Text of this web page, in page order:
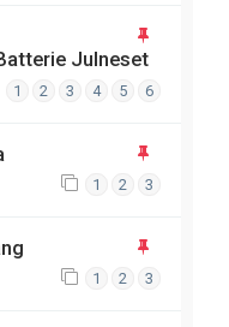
Julneset
1 2 3 4 5 6
1 2 3
1 2 3